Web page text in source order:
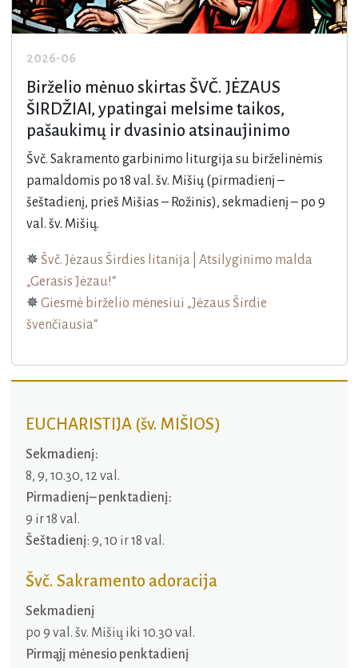
2026-06
Birželio mėnuo skirtas ŠVČ. JĖZAUS
ŠIRDŽIAI, ypatingai melsime taikos,
pašaukimų ir dvasinio atsinaujinimo
Švč. Sakramento garbinimo liturgija su birželinėmis
pamaldomis po 18 val. šv. Mišių (pirmadienį –
šeštadienį, prieš Mišias – Rožinis), sekmadienį – po 9
val. šv. Mišių.
✵ Švč. Jėzaus Širdies litanija | Atsilyginimo malda
„Gerasis Jėzau!“
✵ Giesmė birželio mėnesiui „Jėzaus Širdie
švenčiausia“
EUCHARISTIJA (šv. MIŠIOS)
Sekmadienį:
8, 9, 10.30, 12 val.
Pirmadienį– penktadienį:
9 ir 18 val.
Šeštadienį: 9, 10 ir 18 val.
Švč. Sakramento adoracija
Sekmadienį
po 9 val. šv. Mišių iki 10.30 val.
Pirmąjį mėnesio penktadienį